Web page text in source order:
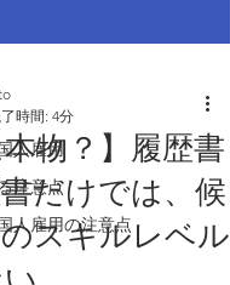
人雇用
注意点
人雇用の注意点
本物？】履歴書
だけでは、候
スキルレベル
時間: 4分